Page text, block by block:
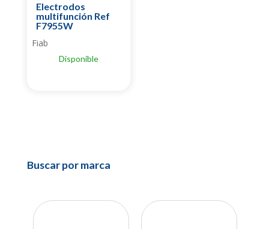
Electrodos
multifunción Ref
F7955W
Fiab
Disponible
Buscar por marca